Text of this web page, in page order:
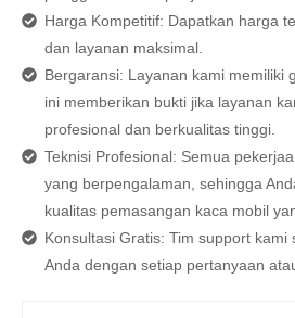
Harga Kompetitif: Dapatkan harga
dan layanan maksimal.
Bergaransi: Layanan kami memiliki
ini memberikan bukti jika layanan
profesional dan berkualitas tinggi.
Teknisi Profesional: Semua
yang berpengalaman, sehingga
kualitas pemasangan kaca mobil
Konsultasi Gratis: Tim support kami
Anda dengan setiap pertanyaan